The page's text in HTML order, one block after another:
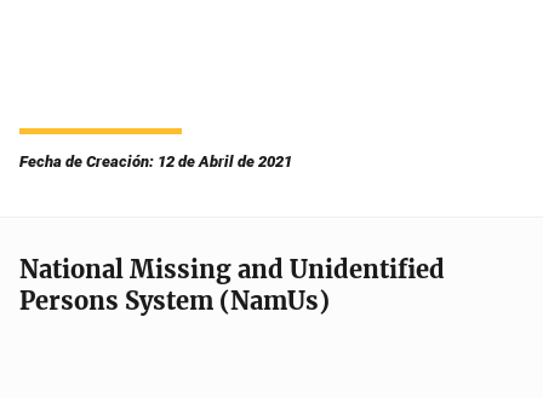
Fecha de Creación: 12 de Abril de 2021
National Missing and Unidentified
Persons System (NamUs)